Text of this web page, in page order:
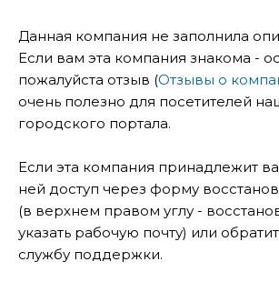
Данная компания не заполнила
Если вам эта компания знакома -
пожалуйста отзыв (Отзывы о
очень полезно для посетителей
городского портала.
Если эта компания принадлежит
ней доступ через форму
(в верхнем правом углу -
указать рабочую почту) или
службу поддержки.